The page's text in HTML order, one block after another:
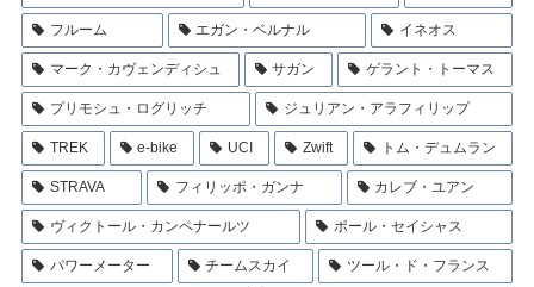
フルーム エガン・ベルナル イネオス
マーク・カヴェンディシュ サガン ゲラント・トーマス
プリモシュ・ログリッチ ジュリアン・アラフィリップ
TREK e-bike UCI Zwift トム・デュムラン
STRAVA フィリッポ・ガンナ カレブ・ユアン
ヴィクトール・カンペナールツ ポール・セイシャス
パワーメーター チームスカイ ツール・ド・フランス